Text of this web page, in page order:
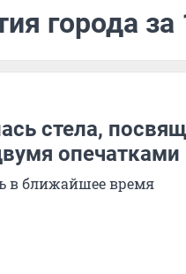
города за
стела,
опечатками
в ближайшее время